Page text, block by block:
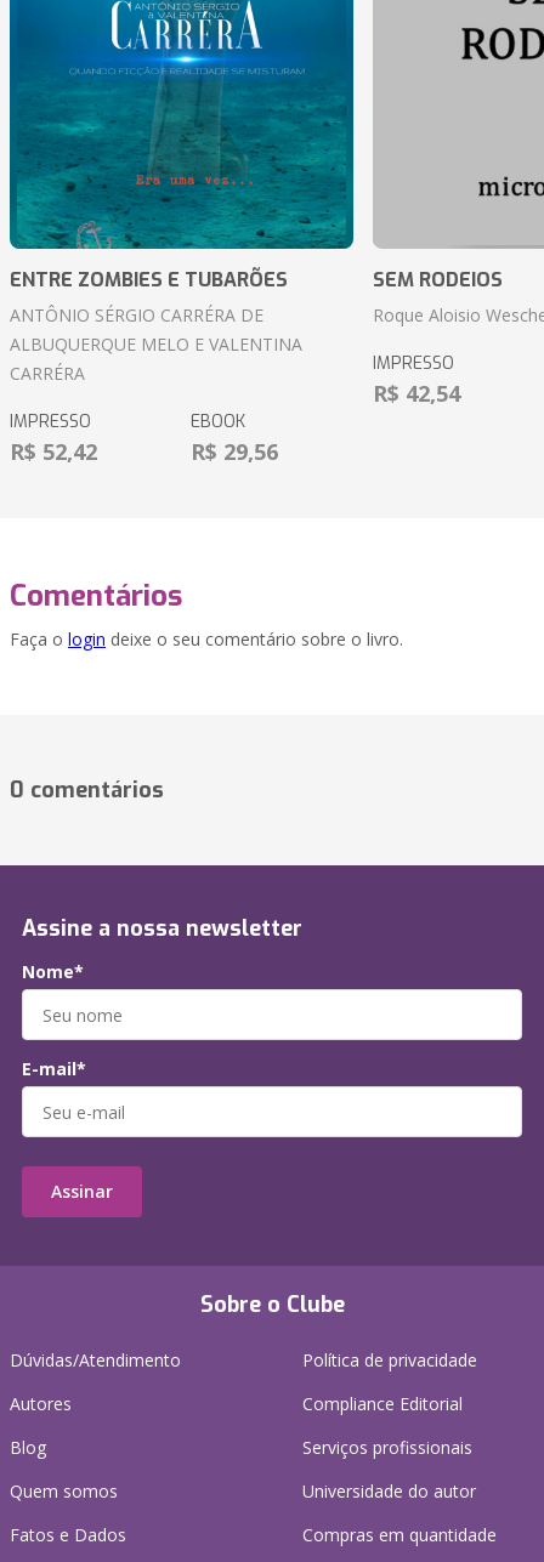
ENTRE ZOMBIES E TUBARÕES
ANTÔNIO SÉRGIO CARRÉRA DE
ALBUQUERQUE MELO E VALENTINA
CARRÉRA
IMPRESSO
R$ 52,42
EBOOK
R$ 29,56
SEM RODEIOS
Roque Aloisio
IMPRESSO
R$ 42,54
Comentários
Faça o login deixe o seu comentário sobre o livro.
0 comentários
Sobre o Clube
Dúvidas/Atendimento
Autores
Blog
Quem somos
Fatos e Dados
Política de privacidade
Compliance Editorial
Serviços profissionais
Universidade do autor
Compras em quantidade
Assine a nossa newsletter
Nome*
E-mail*
Assinar